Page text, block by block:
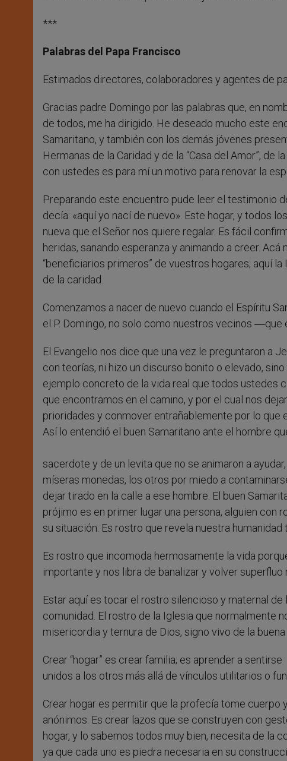
***
Palabras del Papa Francisco
Estimados directores, colaboradores y agentes de
Gracias padre Domingo por las palabras que, en
de todos, me ha dirigido. He deseado mucho este
Samaritano, y también con los demás jóvenes
Hermanas de la Caridad y de la “Casa del Amor”,
con ustedes es para mí un motivo para renovar la
Preparando este encuentro pude leer el testimonio
decía: «aquí yo nací de nuevo». Este hogar, y todos
nueva que el Señor nos quiere regalar. Es fácil
heridas, sanando esperanza y animando a creer.
“beneficiarios primeros” de vuestros hogares; aquí
de la caridad.
Comenzamos a nacer de nuevo cuando el Espíritu
el P. Domingo, no solo como nuestros vecinos
El Evangelio nos dice que una vez le preguntaron a
con teorías, ni hizo un discurso bonito o elevado,
ejemplo concreto de la vida real que todos ustedes
que encontramos en el camino, y por el cual nos
prioridades y conmover entrañablemente por lo que
Así lo entendió el buen Samaritano ante el hombre
sacerdote y de un levita que no se animaron a
míseras monedas, los otros por miedo a
dejar tirado en la calle a ese hombre. El buen
prójimo es en primer lugar una persona, alguien con
su situación. Es rostro que revela nuestra
Es rostro que incomoda hermosamente la vida
importante y nos libra de banalizar y volver
Estar aquí es tocar el rostro silencioso y maternal
comunidad. El rostro de la Iglesia que normalmente
misericordia y ternura de Dios, signo vivo de la
Crear “hogar” es crear familia; es aprender a sentirse
unidos a los otros más allá de vínculos utilitarios o
Crear hogar es permitir que la profecía tome cuerpo
anónimos. Es crear lazos que se construyen con
hogar, y lo sabemos todos muy bien, necesita de la
ya que cada uno es piedra necesaria en su